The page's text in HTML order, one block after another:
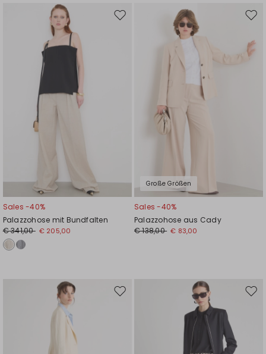
Auf
Sales -40%
Palazzohose mit Bundfalten
€ 341,00 € 205,00
Große Größen
Auf
Sales -40%
Palazzohose aus Cady
€ 138,00 € 83,00
Auf
Auf